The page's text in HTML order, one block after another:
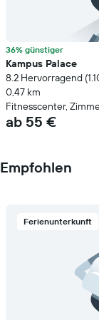
36% günstiger
Kampus Palace
8.2 Hervorragend
0,47 km
Fitnesscenter,
ab 55 €
Empfohlen
Ferienunterkunft